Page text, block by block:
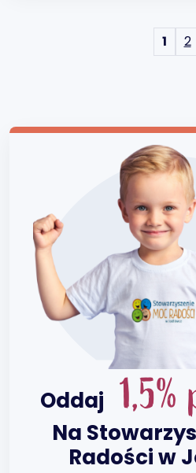
1 2
Oddaj
Na
Radości w